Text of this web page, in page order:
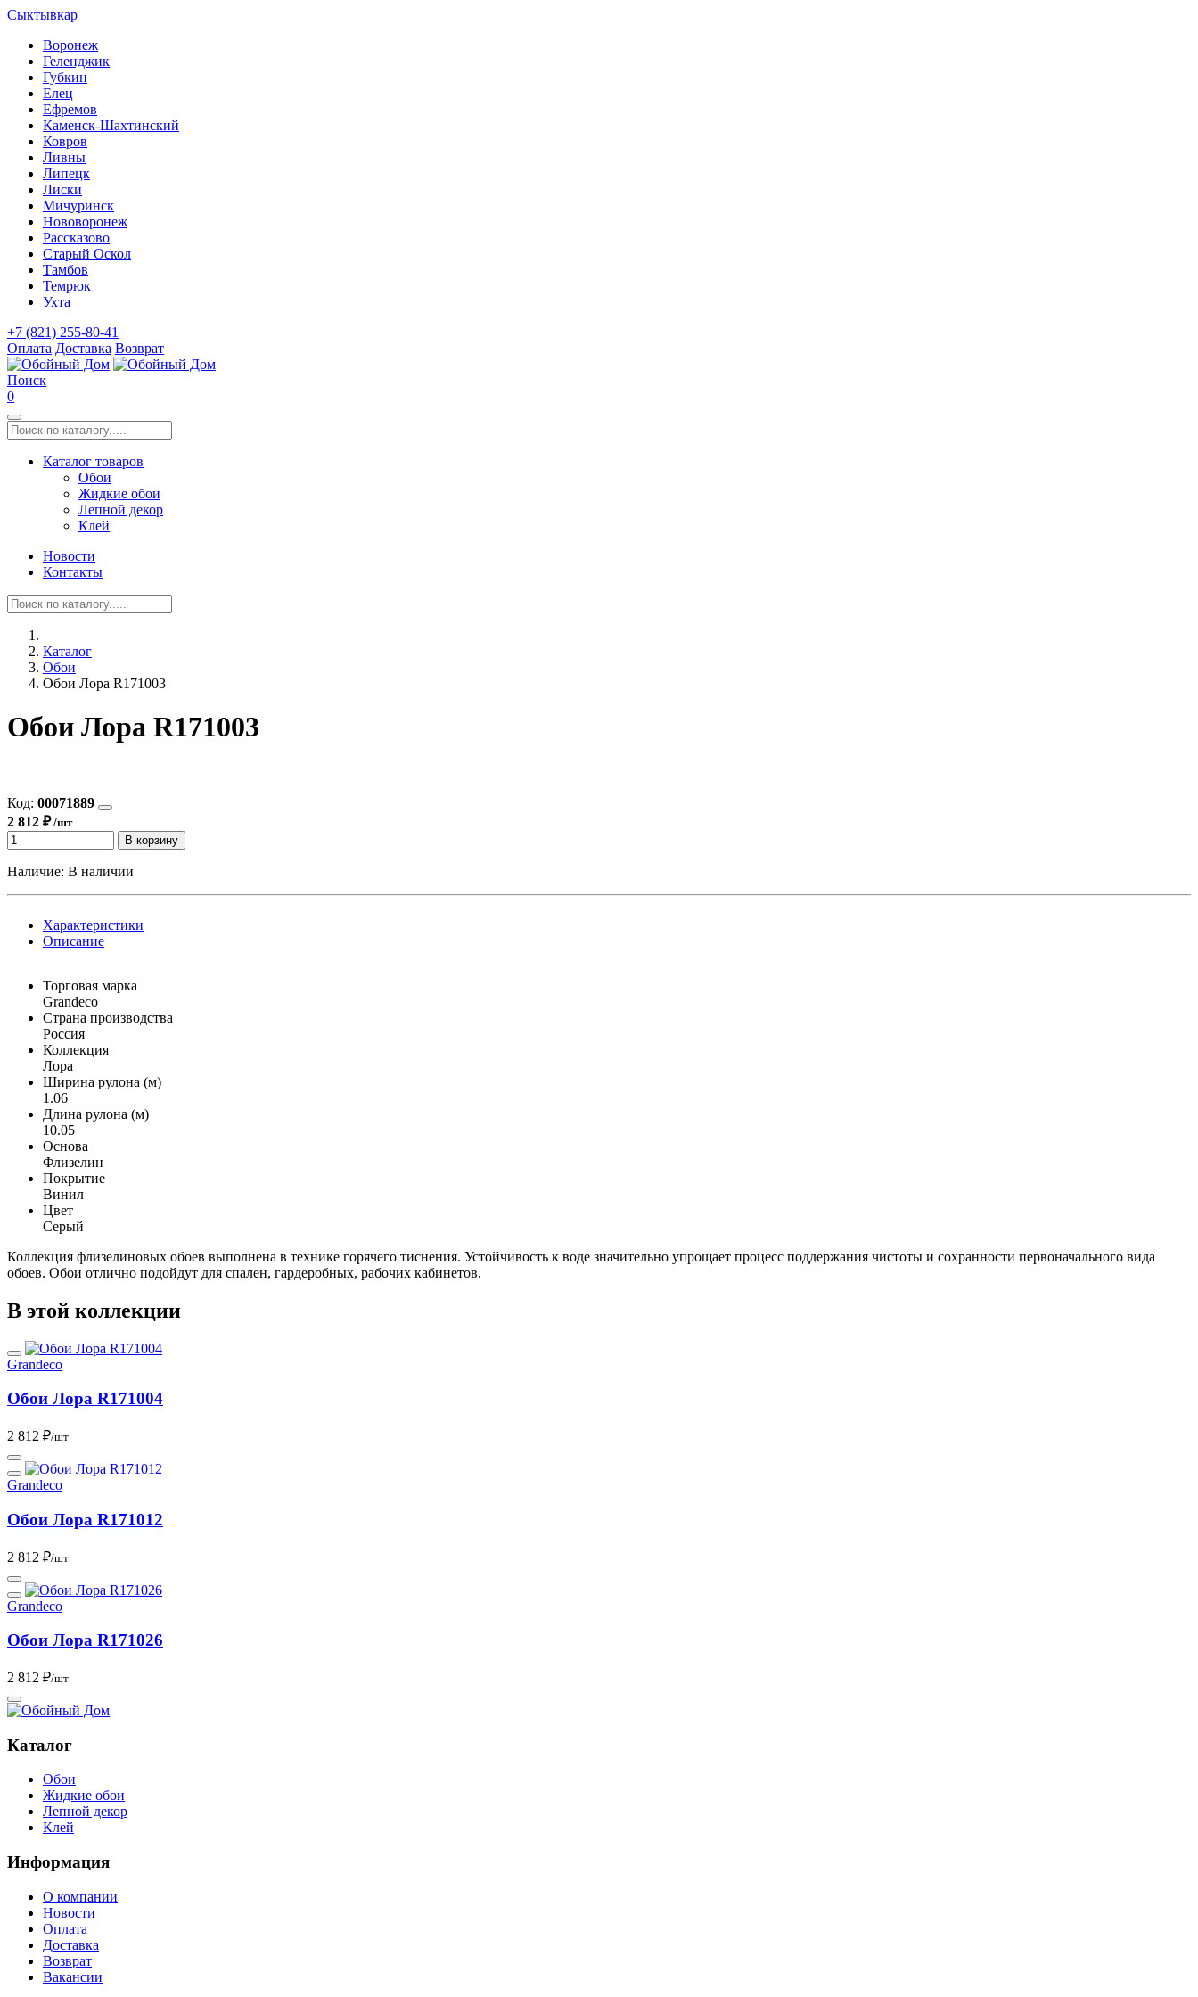
Сыктывкар
Воронеж
Геленджик
Губкин
Елец
Ефремов
Каменск-Шахтинский
Ковров
Ливны
Липецк
Лиски
Мичуринск
Нововоронеж
Рассказово
Старый Оскол
Тамбов
Темрюк
Ухта
+7 (821) 255-80-41
Оплата Доставка Возврат
Поиск
0
Каталог товаров
Обои
Жидкие обои
Лепной декор
Клей
Новости
Контакты
Каталог
Обои
Обои Лора R171003
Обои Лора R171003
Код: 00071889
2 812 ₽/шт
В корзину
Наличие: В наличии
Характеристики
Описание
Торговая марка
Grandeco
Страна производства
Россия
Коллекция
Лора
Ширина рулона (м)
1.06
Длина рулона (м)
10.05
Основа
Флизелин
Покрытие
Винил
Цвет
Серый
Коллекция флизелиновых обоев выполнена в технике горячего тиснения. Устойчивость к воде значительно упрощает процесс поддержания чистоты и сохранности первоначального вида
обоев. Обои отлично подойдут для спален, гардеробных, рабочих кабинетов.
В этой коллекции
Grandeco
Обои Лора R171004
2 812 ₽/шт
Grandeco
Обои Лора R171012
2 812 ₽/шт
Grandeco
Обои Лора R171026
2 812 ₽/шт
Каталог
Обои
Жидкие обои
Лепной декор
Клей
Информация
О компании
Новости
Оплата
Доставка
Возврат
Вакансии